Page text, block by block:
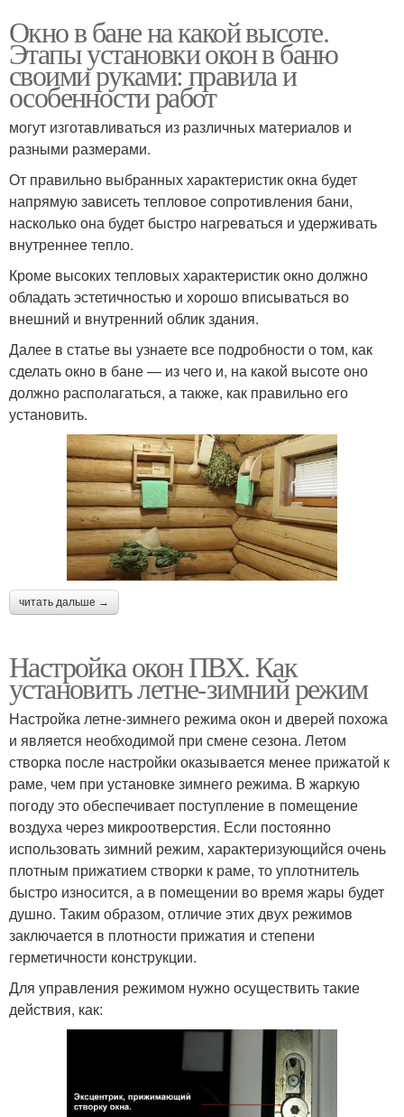
Окно в бане на какой высоте.
Этапы установки окон в баню
своими руками: правила и
особенности работ
могут изготавливаться из различных материалов и
разными размерами.
От правильно выбранных характеристик окна будет
напрямую зависеть тепловое сопротивления бани,
насколько она будет быстро нагреваться и удерживать
внутреннее тепло.
Кроме высоких тепловых характеристик окно должно
обладать эстетичностью и хорошо вписываться во
внешний и внутренний облик здания.
Далее в статье вы узнаете все подробности о том, как
сделать окно в бане — из чего и, на какой высоте оно
должно располагаться, а также, как правильно его
установить.
читать дальше →
Настройка окон ПВХ. Как
установить летне-зимний режим
Настройка летне-зимнего режима окон и дверей похожа
и является необходимой при смене сезона. Летом
створка после настройки оказывается менее прижатой к
раме, чем при установке зимнего режима. В жаркую
погоду это обеспечивает поступление в помещение
воздуха через микроотверстия. Если постоянно
использовать зимний режим, характеризующийся очень
плотным прижатием створки к раме, то уплотнитель
быстро износится, а в помещении во время жары будет
душно. Таким образом, отличие этих двух режимов
заключается в плотности прижатия и степени
герметичности конструкции.
Для управления режимом нужно осуществить такие
действия, как: